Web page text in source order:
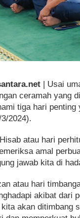
| Usai
ceramah yang
tiga hari
2024).
atau hari
amal
jawab kita di
atau hari
akibat dari
akan ditimbang